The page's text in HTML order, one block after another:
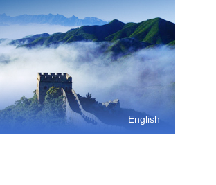
English